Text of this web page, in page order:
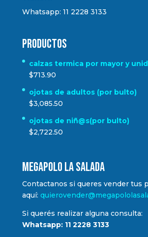
Whatsapp: 11 2228 3133
Productos
calzas termica por mayor y
$713.90
ojotas de adultos (por bulto)
$3,085.50
ojotas de niñ@s(por bulto)
$2,722.50
MEGAPOLO LA SALADA
Contactanos si queres vender tus
aquí:
Si querés realizar alguna consulta:
Whatsapp: 11 2228 3133